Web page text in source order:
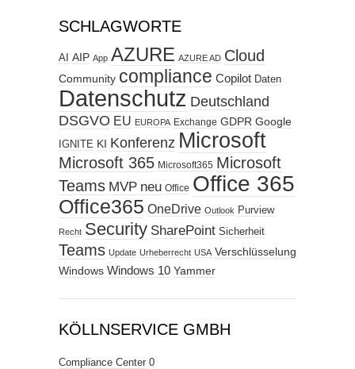
SCHLAGWORTE
AI AIP App AZURE AZURE AD Cloud
Community compliance Copilot Daten
Datenschutz Deutschland
DSGVO EU EUROPA Exchange GDPR Google
IGNITE KI Konferenz Microsoft
Microsoft 365 Microsoft365 Microsoft
Teams MVP neu Office Office 365
Office365 OneDrive Outlook Purview
Recht Security SharePoint Sicherheit
Teams Update Urheberrecht USA Verschlüsselung
Windows Windows 10 Yammer
KÖLLNSERVICE GMBH
Compliance Center 0